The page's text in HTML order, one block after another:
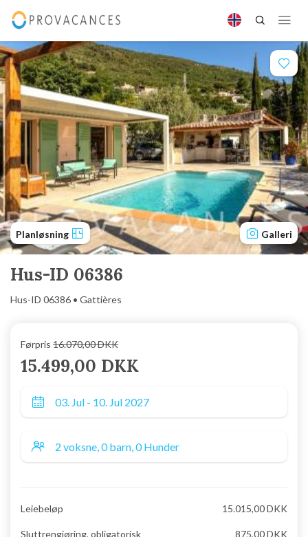
Planløsning Galleri
Hus-ID 06386
Hus-ID 06386 • Gattières
Førpris 16.070,00 DKK
15.499,00 DKK
Leiebeløp 15.015,00 DKK
Sluttrengjøring, obligatorisk 875,00 DKK